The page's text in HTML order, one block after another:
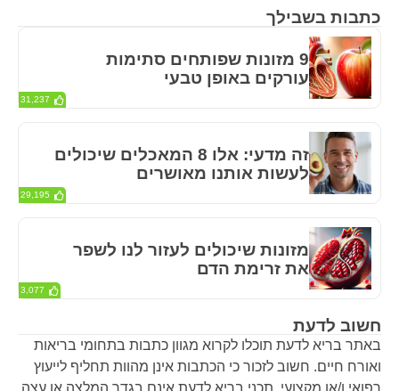
חשוב לדעת
באתר בריא לדעת תוכלו לקרוא מגוון כתבות בתחומי בריאות
ואורח חיים. חשוב לזכור כי הכתבות אינן מהוות תחליף לייעוץ
רפואי ו/או מקצועי. תכני בריא לדעת אינם בגדר המלצה או עצה
כתבות בשבילך
9 מזונות שפותחים סתימות
עורקים באופן טבעי
31,237
זה מדעי: אלו 8 המאכלים שיכולים
לעשות אותנו מאושרים
29,195
מזונות שיכולים לעזור לנו לשפר
את זרימת הדם
3,077